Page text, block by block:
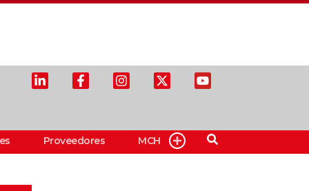
Proveedores MCH